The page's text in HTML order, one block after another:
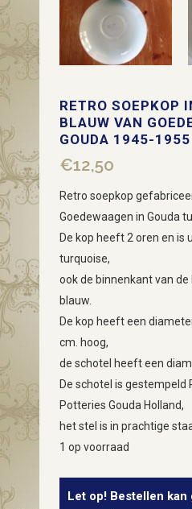
RETRO SOEPKOP
BLAUW VAN
GOUDA 1945-1955
€12,50
Retro soepkop
Goedewaagen in Gouda
De kop heeft 2 oren en is
turquoise,
ook de binnenkant van
blauw.
De kop heeft een
cm. hoog,
de schotel heeft een
De schotel is gestempeld
Potteries Gouda Holland,
het stel is in prachtige
1 op voorraad
Let op! Bestellen kan